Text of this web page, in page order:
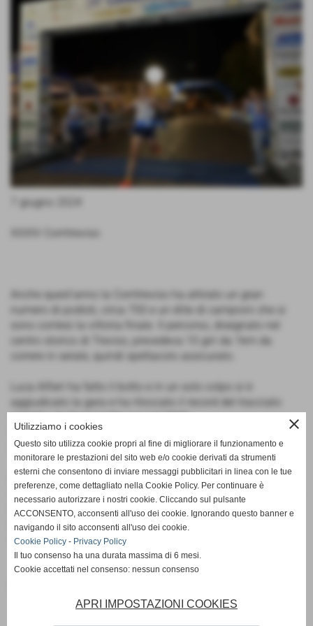
7 giugno 2024
Anche quest'anno la Corritreviso ha attirato un gran
numero di podisti, circa 700 e un élite di campioni che si
sono contesi la vittoria finale. Il percorso, disegnato nel
centro storico di Treviso, prevedeva 10 giri da 1km da
correre in serale, quindi spettacolo assicurato.
Luca Alfieri ha fatto il botto e in un solo colpo si è
aggiudicato la gara e ha ritoccato il record del tracciato
Nel 2022 il primo posto era stato conquistato da Andrea
Sanguinetti
La gara non è mai stata in discussione, Luca ha dominato
fin dai primi metri tagliando il traguardo in 30'11” davanti a
Mihail Sirbu (Gs Quantin Alpenplus) 30'34” e Stefano
Massimi (Atl. Vomano, )30’46”. 8° posto per Ahmed El
Mazouri in 31'55”.
close
Utilizziamo i cookies
Questo sito utilizza cookie propri al fine di migliorare il funzionamento e
monitorare le prestazioni del sito web e/o cookie derivati da strumenti
esterni che consentono di inviare messaggi pubblicitari in linea con le tue
preferenze, come dettagliato nella Cookie Policy. Per continuare è
necessario autorizzare i nostri cookie. Cliccando sul pulsante
ACCONSENTO, acconsenti all'uso dei cookie. Ignorando questo banner e
navigando il sito acconsenti all'uso dei cookie.
Cookie Policy - Privacy Policy
Il tuo consenso ha una durata massima di 6 mesi.
Cookie accettati nel consenso: nessun consenso
APRI IMPOSTAZIONI COOKIES